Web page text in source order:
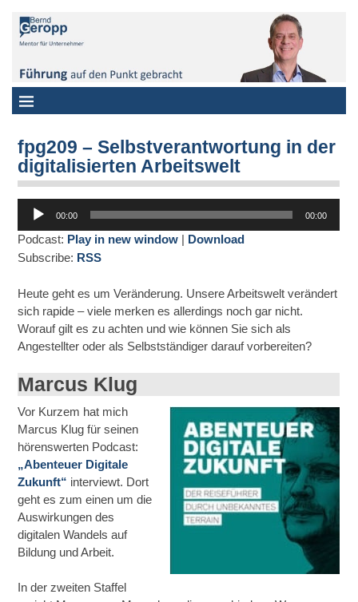
fpg209 – Selbstverantwortung in der
digitalisierten Arbeitswelt
Audio-
Player
00:00 00:00
Podcast: Play in new window| Download
Subscribe: RSS
Heute geht es um Veränderung. Unsere Arbeitswelt verändert
sich rapide – viele merken es allerdings noch gar nicht.
Worauf gilt es zu achten und wie können Sie sich als
Angestellter oder als Selbstständiger darauf vorbereiten?
Marcus Klug
Vor Kurzem hat mich
Marcus Klug für seinen
hörenswerten Podcast:
„Abenteuer Digitale
Zukunft“ interviewt. Dort
geht es zum einen um die
Auswirkungen des
digitalen Wandels auf
Bildung und Arbeit.
In der zweiten Staffel